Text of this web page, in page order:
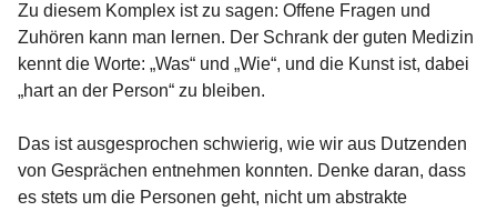
Zu diesem Komplex ist zu sagen: Offene Fragen und
Zuhören kann man lernen. Der Schrank der guten Medizin
kennt die Worte: „Was“ und „Wie“, und die Kunst ist, dabei
„hart an der Person“ zu bleiben.
Das ist ausgesprochen schwierig, wie wir aus Dutzenden
von Gesprächen entnehmen konnten. Denke daran, dass
es stets um die Personen geht, nicht um abstrakte